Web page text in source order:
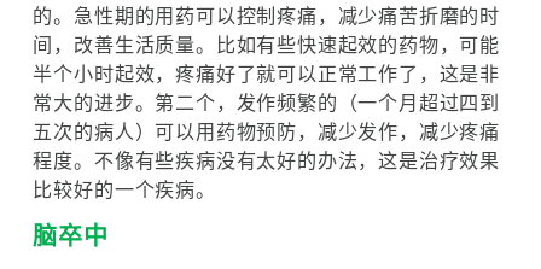
的。急性期的用药可以控制疼痛，减少痛苦折磨的时
间，改善生活质量。比如有些快速起效的药物，可能
半个小时起效，疼痛好了就可以正常工作了，这是非
常大的进步。第二个，发作频繁的（一个月超过四到
五次的病人）可以用药物预防，减少发作，减少疼痛
程度。不像有些疾病没有太好的办法，这是治疗效果
比较好的一个疾病。
脑卒中